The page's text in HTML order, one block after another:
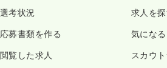
選考状況 求人を
応募書類を作る 気にな
閲覧した求人 スカウ